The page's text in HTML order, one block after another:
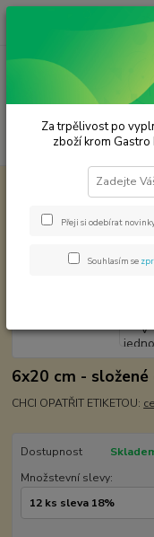
Plechové dózy -
Čtyři
6x20 cm -
CHCI OPATŘIT ETIKETOU:
Dostupnost
Množstevní slevy:
Za trpělivost po
zboží krom Gastro
Přeji si odebírat
Souhlasím se